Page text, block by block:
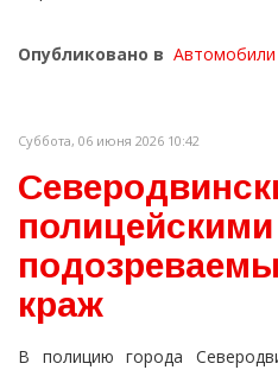
Опубликовано в Автомобили
Суббота, 06 июня 2026 10:42
краж
В полицию города